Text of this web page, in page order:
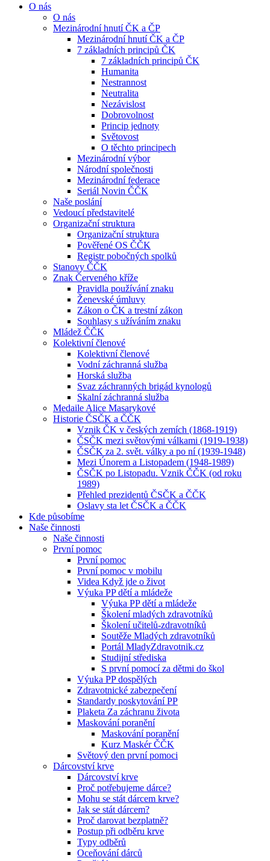
O nás
O nás
Mezinárodní hnutí ČK a ČP
Mezinárodní hnutí ČK a ČP
7 základních principů ČK
7 základních principů ČK
Humanita
Nestrannost
Neutralita
Nezávislost
Dobrovolnost
Princip jednoty
Světovost
O těchto principech
Mezinárodní výbor
Národní společnosti
Mezinárodní federace
Seriál Novin ČČK
Naše poslání
Vedoucí představitelé
Organizační struktura
Organizační struktura
Pověřené OS ČČK
Registr pobočných spolků
Stanovy ČČK
Znak Červeného kříže
Pravidla používání znaku
Ženevské úmluvy
Zákon o ČK a trestní zákon
Souhlasy s užíváním znaku
Mládež ČČK
Kolektivní členové
Kolektivní členové
Vodní záchranná služba
Horská služba
Svaz záchranných brigád kynologů
Skalní záchranná služba
Medaile Alice Masarykové
Historie ČSČK a ČČK
Vznik ČK v českých zemích (1868-1919)
ČSČK mezi světovými válkami (1919-1938)
ČSČK za 2. svět. války a po ní (1939-1948)
Mezi Únorem a Listopadem (1948-1989)
ČSČK po Listopadu. Vznik ČČK (od roku
1989)
Přehled prezidentů ČSČK a ČČK
Oslavy sta let ČSČK a ČČK
Kde působíme
Naše činnosti
Naše činnosti
První pomoc
První pomoc
První pomoc v mobilu
Videa Když jde o život
Výuka PP dětí a mládeže
Výuka PP dětí a mládeže
Školení mladých zdravotníků
Školení učitelů-zdravotníků
Soutěže Mladých zdravotníků
Portál MladyZdravotnik.cz
Studijní střediska
S první pomocí za dětmi do škol
Výuka PP dospělých
Zdravotnické zabezpečení
Standardy poskytování PP
Plaketa Za záchranu života
Maskování poranění
Maskování poranění
Kurz Maskér ČČK
Světový den první pomoci
Dárcovství krve
Dárcovství krve
Proč potřebujeme dárce?
Mohu se stát dárcem krve?
Jak se stát dárcem?
Proč darovat bezplatně?
Postup při odběru krve
Typy odběrů
Oceňování dárců